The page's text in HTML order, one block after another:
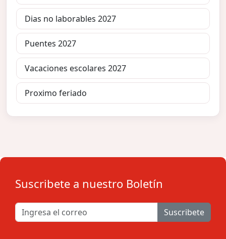
Dias no laborables 2027
Puentes 2027
Vacaciones escolares 2027
Proximo feriado
Suscribete a nuestro Boletín
Suscribete